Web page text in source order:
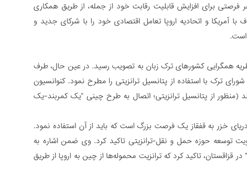
برای افزایش قابلیت رقابت خود از جمله، از طریق همکاری
آمریکا و اتحادیه اروپا تعامل اقتصادی خود را با شرکای جدید و
است.
همگرایی کشورهای ترک زبان به تصویب رسید. در عین حال، طرف
ترک با استفاده از پتانسیل ترانزیتی را مطرح نمود. کنوانسیون
(منظور از پتانسیل ترانزیتی؛ اتصال به طرح چینی "یک کمربند-یک
خزر به قفقاز یک فرصت بزرگ است که باید از آن استفاده نمود.
توسعه حوزه حمل و نقل-ترانزیتی تاکید کرد. وی ضمن اشاره به
تاکید کرد که ترانزیت محموله‌ها از چین به اروپا از طریق